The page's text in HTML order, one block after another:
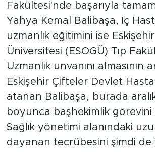
Fakültesi'nde başarıyla
Yahya Kemal Balibaşa, İç
uzmanlık eğitimini ise
Üniversitesi (ESOGÜ) Tıp
Uzmanlık unvanını almasının
Eskişehir Çifteler Devlet
atanan Balibaşa, burada
boyunca başhekimlik görevini
Sağlık yönetimi alanındaki
dayanan tecrübesini şimdi de